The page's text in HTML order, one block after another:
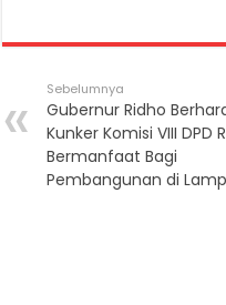
Sebelumnya
Gubernur Ridho
Kunker Komisi VIII DPD
Bermanfaat Bagi
Pembangunan di